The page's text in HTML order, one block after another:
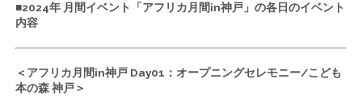
■2024年 月間イベント「アフリカ月間in神戸」の各日のイベント
内容
＜アフリカ月間in神戸 Day01：オープニングセレモニー/こども
本の森 神戸＞